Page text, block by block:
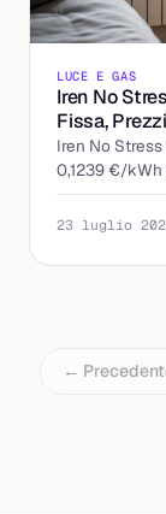
LUCE E GAS
Iren No
Fissa,
Iren No
0,1239 €/kWh
a chi
23 luglio
←